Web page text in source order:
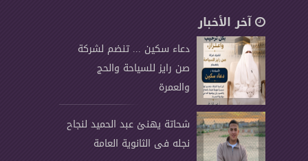
آخر الأخبار
دعاء سكين ... تنضم لشركة
صن رايز للسياحة والحج
والعمرة
شحاتة يهنئ عبد الحميد لنجاح
نجله فى الثانوية العامة